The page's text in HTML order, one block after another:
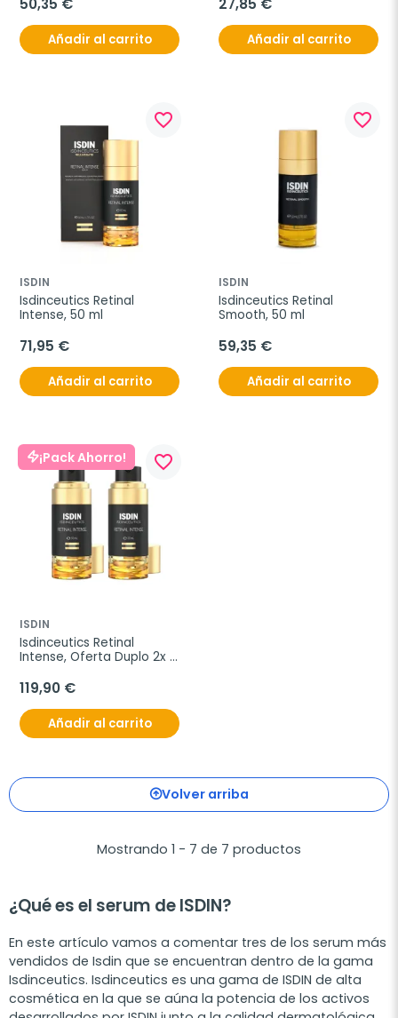
50,35 €
Añadir al carrito
27,85 €
Añadir al carrito
favorite_border
ISDIN
Isdinceutics Retinal
Intense, 50 ml
71,95 €
Añadir al carrito
favorite_border
ISDIN
Isdinceutics Retinal
Smooth, 50 ml
59,35 €
Añadir al carrito
¡Pack Ahorro! favorite_border
ISDIN
Isdinceutics Retinal
Intense, Oferta Duplo 2x
119,90 €
Añadir al carrito
Volver arriba
Mostrando 1 - 7 de 7 productos
¿Qué es el serum de ISDIN?
En este artículo vamos a comentar tres de los serum más
vendidos de Isdin que se encuentran dentro de la gama
Isdinceutics. Isdinceutics es una gama de ISDIN de alta
cosmética en la que se aúna la potencia de los activos